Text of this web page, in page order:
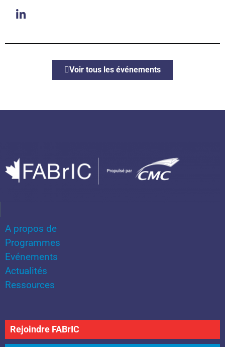
Voir tous les événements
A propos de
Programmes
Evénements
Actualités
Ressources
Rejoindre FABrIC